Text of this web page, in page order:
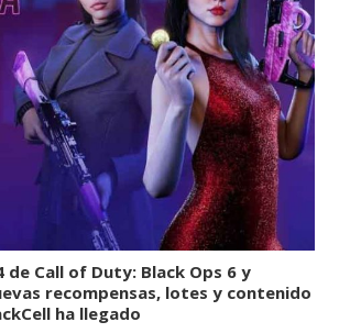
de Call of Duty: Black Ops 6 y
recompensas, lotes y contenido
ha llegado